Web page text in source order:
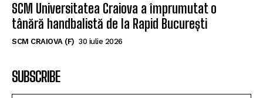
SCM Universitatea Craiova a împrumutat o
tânără handbalistă de la Rapid București
SCM CRAIOVA (F) 30 iulie 2026
SUBSCRIBE